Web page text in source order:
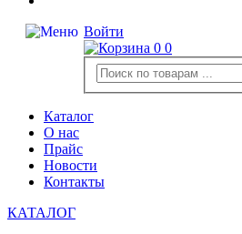
Войти
0 0
Каталог
О нас
Прайс
Новости
Контакты
КАТАЛОГ